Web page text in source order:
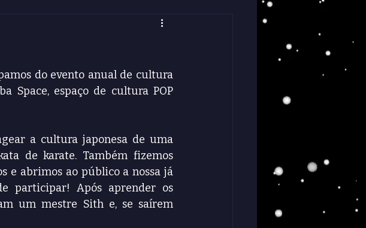
do evento anual de cultura
Space, espaço de cultura POP
a cultura japonesa de uma
de karate. Também fizemos
e abrimos ao público a nossa já
participar! Após aprender os
um mestre Sith e, se saírem